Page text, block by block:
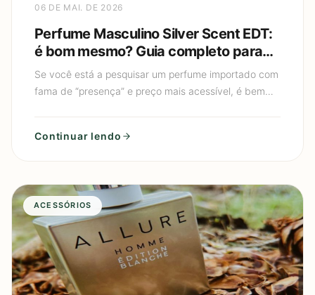
06 DE MAI. DE 2026
Perfume Masculino Silver Scent EDT:
é bom mesmo? Guia completo para
escolher e usar sem exagerar
Se você está a pesquisar um perfume importado com
fama de “presença” e preço mais acessível, é bem
Continuar lendo
ACESSÓRIOS